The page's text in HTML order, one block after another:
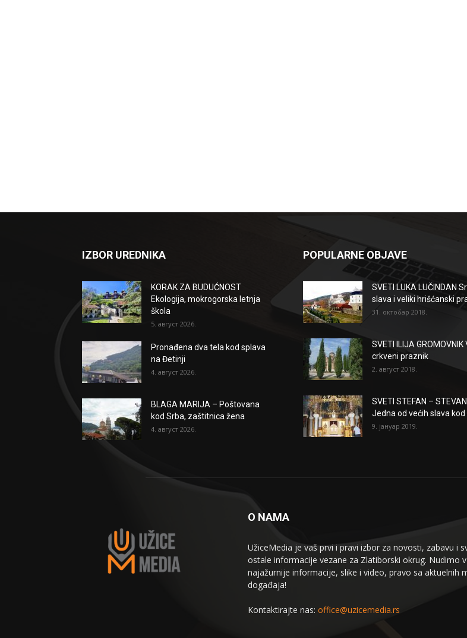
IZBOR UREDNIKA
KORAK ZA BUDUĆNOST
Ekologija, mokrogorska letnja
škola
5. август 2026.
Pronađena dva tela kod splava
na Đetinji
4. август 2026.
BLAGA MARIJA – Poštovana
kod Srba, zaštitnica žena
4. август 2026.
POPULARNE OBJAVE
SVETI LUKA LUČINDAN
slava i veliki hrišćanski
31. октобар 2018.
SVETI ILIJA GROMOVNIK
crkveni praznik
2. август 2018.
SVETI STEFAN –
Jedna od većih slava kod
9. јануар 2019.
O NAMA
UžiceMedia je vaš prvi i pravi izbor za novosti, zabavu i
ostale informacije vezane za Zlatiborski okrug. Nudimo
najažurnije informacije, slike i video, pravo sa aktuelnih
događaja!
Kontaktirajte nas: office@uzicemedia.rs